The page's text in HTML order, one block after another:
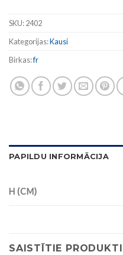
SKU:2402
Kategorijas:Kausi
Birkas:fr
PAPILDU INFORMĀCIJA
H (CM)
SAISTĪTIE PRODUKTI